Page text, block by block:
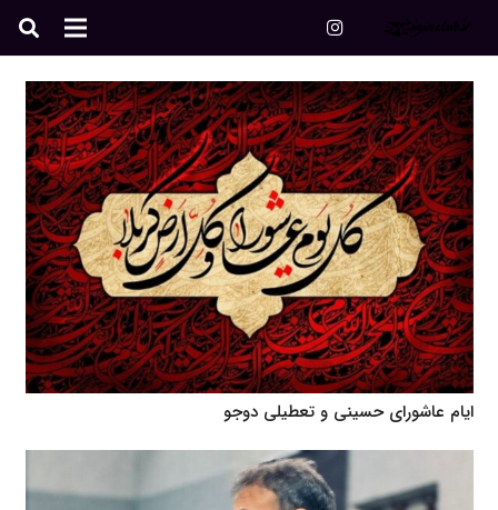
ایام عاشورای حسینی و تعطیلی دوجو